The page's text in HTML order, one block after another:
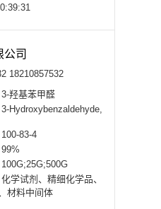
公司
18210857532
3-羟基苯甲醛
3-Hydroxybenzaldehyde,
100-83-4
99%
100G;25G;500G
化学试剂、精细化学品、
材料中间体